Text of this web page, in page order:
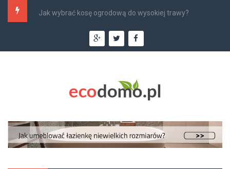
Najlepsi monterzy klimatyzacji w Krakowie –...